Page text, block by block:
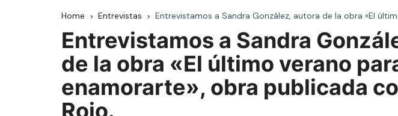
Home Entrevistas Entrevistamos a Sandra González, autora de la obra «El
Entrevistamos a Sandra
de la obra «El último verano
enamorarte», obra publicada
Rojo.